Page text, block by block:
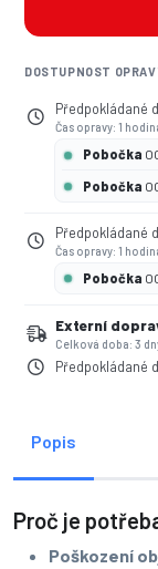
DOSTUPNOST
Předpokládané
Čas opravy: 1
Pobočka
Pobočka
Předpokládané
Čas opravy: 1
Pobočka
Externí
Celková doba: 3
Předpokládané
Popis
Proč je
Poškození